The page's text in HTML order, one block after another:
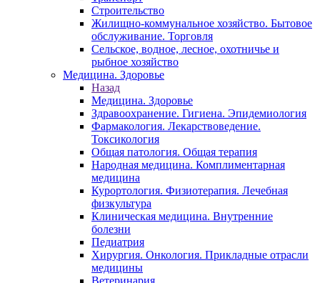
Строительство
Жилищно-коммунальное хозяйство. Бытовое
обслуживание. Торговля
Сельское, водное, лесное, охотничье и
рыбное хозяйство
Медицина. Здоровье
Назад
Медицина. Здоровье
Здравоохранение. Гигиена. Эпидемиология
Фармакология. Лекарствоведение.
Токсикология
Общая патология. Общая терапия
Народная медицина. Комплиментарная
медицина
Курортология. Физиотерапия. Лечебная
физкультура
Клиническая медицина. Внутренние
болезни
Педиатрия
Хирургия. Онкология. Прикладные отрасли
медицины
Ветеринария